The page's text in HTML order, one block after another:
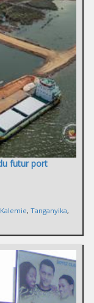
futur port
Kalemie, Tanganyika,